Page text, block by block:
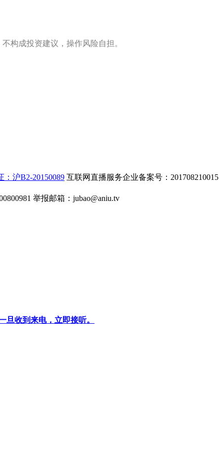
构成投资建议，操作风险自担。
：沪B2-20150089 互联网直播服务企业备案号：201708210015
举报邮箱： jubao@aniu.tv
旦收到来电，立即接听。